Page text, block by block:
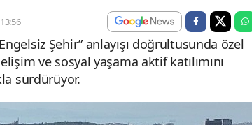
Şehir” anlayışı doğrultusunda özel
ve sosyal yaşama aktif katılımını
sürdürüyor.